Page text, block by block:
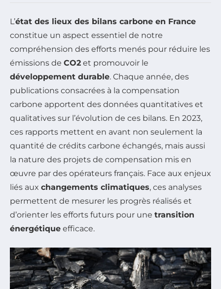
L’état des lieux des bilans carbone en France
constitue un aspect essentiel de notre
compréhension des efforts menés pour réduire les
émissions de CO2 et promouvoir le
développement durable. Chaque année, des
publications consacrées à la compensation
carbone apportent des données quantitatives et
qualitatives sur l’évolution de ces bilans. En 2023,
ces rapports mettent en avant non seulement la
quantité de crédits carbone échangés, mais aussi
la nature des projets de compensation mis en
œuvre par des opérateurs français. Face aux enjeux
liés aux changements climatiques, ces analyses
permettent de mesurer les progrès réalisés et
d’orienter les efforts futurs pour une transition
énergétique efficace.